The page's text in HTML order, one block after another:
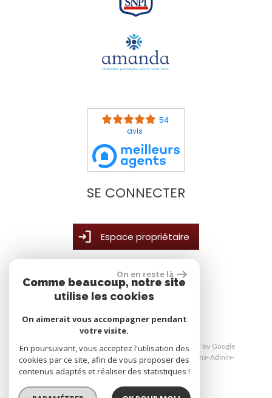
54
avis
SE CONNECTER
Espace propriétaire
site réalisé par
© 2026 | Tous droits réservés | Traduction powered by Google
Plan du site Mentions légales Nos honoraires Liens Admin
Toutes nos annonces
Politique RGPD
On en reste là
Comme beaucoup, notre site
utilise les cookies
On aimerait vous accompagner pendant
votre visite.
En poursuivant, vous acceptez l'utilisation des
cookies par ce site, afin de vous proposer des
contenus adaptés et réaliser des statistiques !